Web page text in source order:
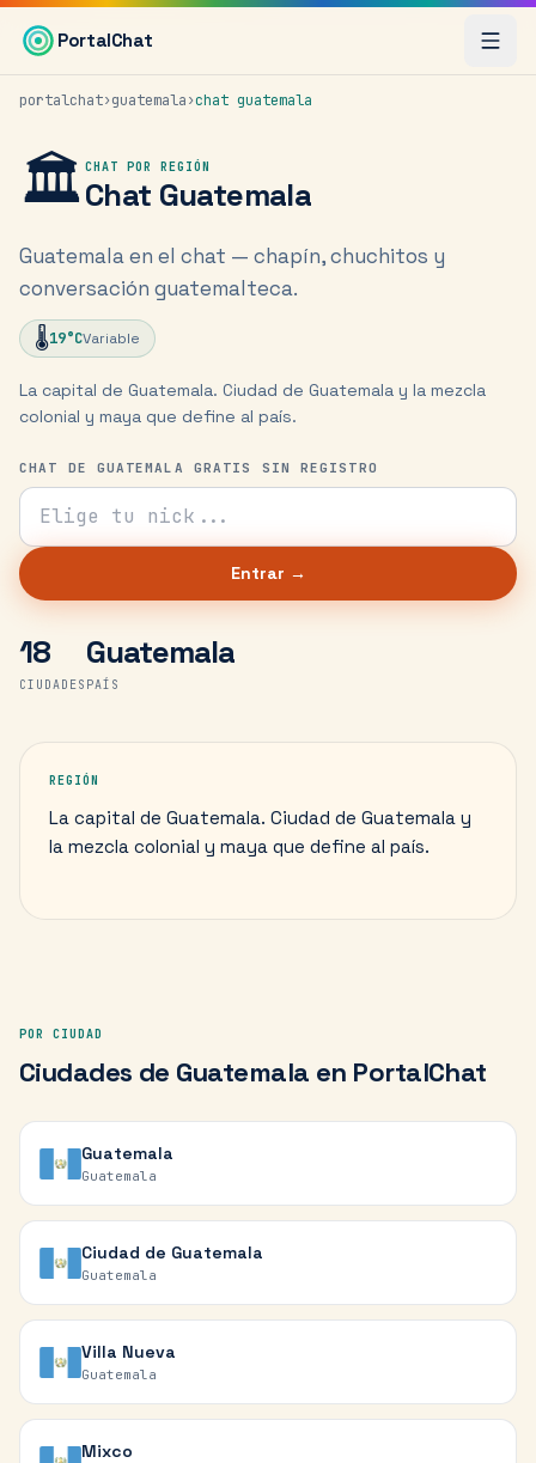
Saltar al contenido principal
PortalChat
portalchat›guatemala›chat guatemala
🏛️ CHAT POR REGIÓN
Chat Guatemala
Guatemala en el chat — chapín, chuchitos y
conversación guatemalteca.
🌡️19°CVariable
La capital de Guatemala. Ciudad de Guatemala y la mezcla
colonial y maya que define al país.
CHAT DE GUATEMALA GRATIS SIN REGISTRO
Tu nick para el chat
Entrar →
18
CIUDADES
Guatemala
PAÍS
REGIÓN
La capital de Guatemala. Ciudad de Guatemala y
la mezcla colonial y maya que define al país.
POR CIUDAD
Ciudades de Guatemala en PortalChat
Guatemala
Guatemala
Ciudad de Guatemala
Guatemala
Villa Nueva
Guatemala
Mixco